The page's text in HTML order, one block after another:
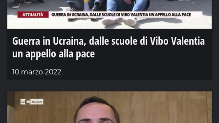
Guerra in Ucraina, dalle scuole di Vibo Valentia
un appello alla pace
10 marzo 2022